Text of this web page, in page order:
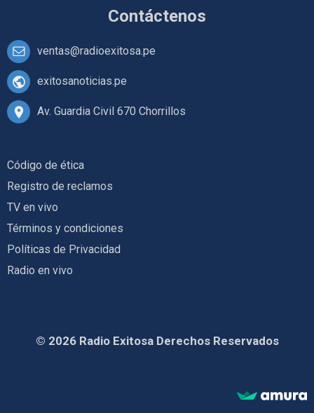
Contáctenos
ventas@radioexitosa.pe
exitosanoticias.pe
Av. Guardia Civil 670 Chorrillos
Código de ética
Registro de reclamos
TV en vivo
Términos y condiciones
Políticas de Privacidad
Radio en vivo
© 2026 Radio Exitosa Derechos Reservados